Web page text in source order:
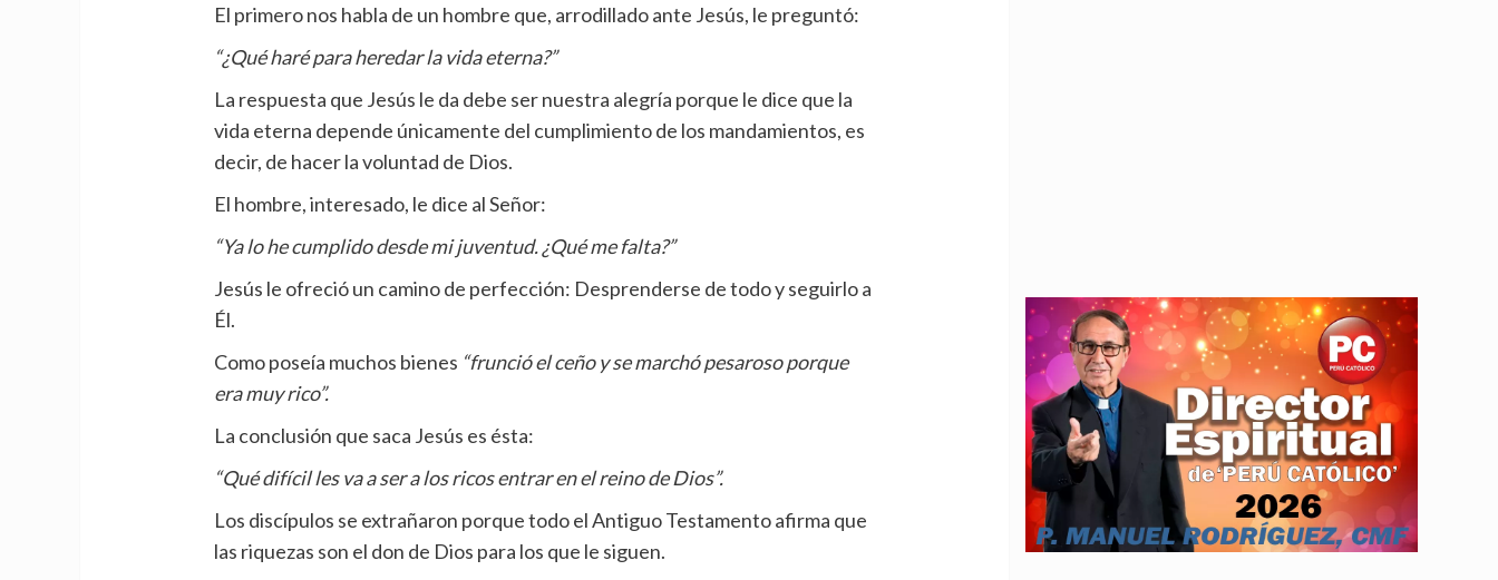
El primero nos habla de un hombre que, arrodillado ante Jesús, le preguntó:
“¿Qué haré para heredar la vida eterna?”
La respuesta que Jesús le da debe ser nuestra alegría porque le dice que la
vida eterna depende únicamente del cumplimiento de los mandamientos, es
decir, de hacer la voluntad de Dios.
El hombre, interesado, le dice al Señor:
“Ya lo he cumplido desde mi juventud. ¿Qué me falta?”
Jesús le ofreció un camino de perfección: Desprenderse de todo y seguirlo a
Él.
Como poseía muchos bienes “frunció el ceño y se marchó pesaroso porque
era muy rico”.
La conclusión que saca Jesús es ésta:
“Qué difícil les va a ser a los ricos entrar en el reino de Dios”.
Los discípulos se extrañaron porque todo el Antiguo Testamento afirma que
las riquezas son el don de Dios para los que le siguen.